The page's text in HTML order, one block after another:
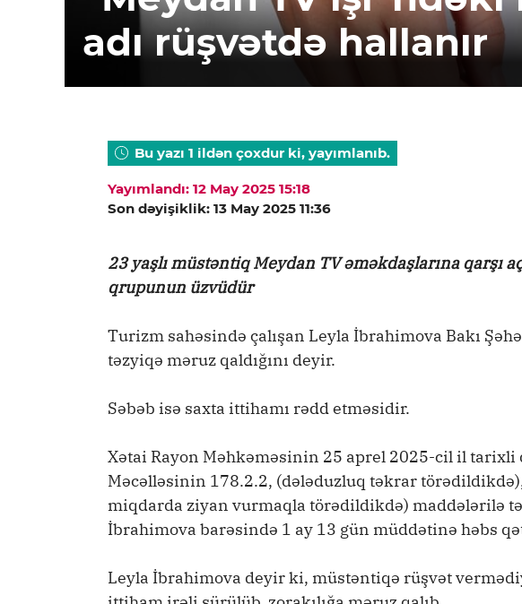
adı rüşvətdə hallanır
Bu yazı 1 ildən çoxdur ki, yayımlanıb.
Yayımlandı: 12 May 2025 15:18
Son dəyişiklik: 13 May 2025 11:36
23 yaşlı müstəntiq Meydan TV əməkdaşlarına qarşı
qrupunun üzvüdür
Turizm sahəsində çalışan Leyla İbrahimova Bakı
təzyiqə məruz qaldığını deyir.
Səbəb isə saxta ittihamı rədd etməsidir.
Xətai Rayon Məhkəməsinin 25 aprel 2025-cil il tarixli
Məcəlləsinin 178.2.2, (dələduzluq təkrar
miqdarda ziyan vurmaqla törədildikdə) maddələrilə
İbrahimova barəsində 1 ay 13 gün müddətinə həbs
Leyla İbrahimova deyir ki, müstəntiqə rüşvət